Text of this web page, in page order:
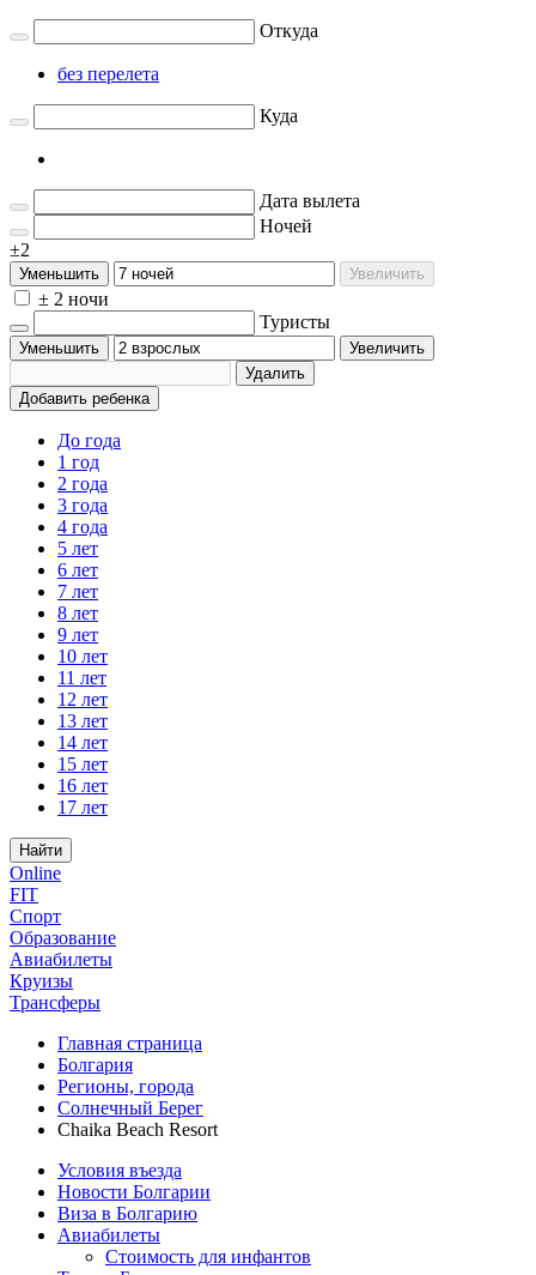
Откуда
без перелета
Куда
Дата вылета
Ночей
±2
Уменьшить Увеличить
± 2 ночи
Туристы
Уменьшить
Увеличить
Удалить
Добавить ребенка
До года
1 год
2 года
3 года
4 года
5 лет
6 лет
7 лет
8 лет
9 лет
10 лет
11 лет
12 лет
13 лет
14 лет
15 лет
16 лет
17 лет
Найти
Online
FIT
Спорт
Образование
Авиабилеты
Круизы
Трансферы
Главная страница
Болгария
Регионы, города
Солнечный Берег
Chaika Beach Resort
Условия въезда
Новости Болгарии
Виза в Болгарию
Авиабилеты
Стоимость для инфантов